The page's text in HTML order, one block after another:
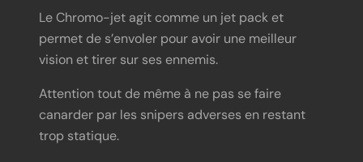
Le Chromo-jet agit comme un jet pack et
permet de s’envoler pour avoir une meilleur
vision et tirer sur ses ennemis.
Attention tout de même à ne pas se faire
canarder par les snipers adverses en restant
trop statique.